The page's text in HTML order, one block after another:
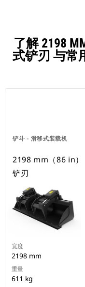
了解 2198
式铲刃 与常
铲斗 - 滑移式装载机
2198 mm（86 in）
铲刃
宽度
2198 mm
重量
611 kg